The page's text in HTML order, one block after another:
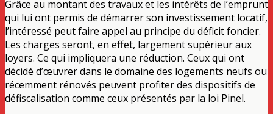
Grâce au montant des travaux et les intérêts de l’emprunt
qui lui ont permis de démarrer son investissement locatif,
l’intéressé peut faire appel au principe du déficit foncier.
Les charges seront, en effet, largement supérieur aux
loyers. Ce qui impliquera une réduction. Ceux qui ont
décidé d’œuvrer dans le domaine des logements neufs ou
récemment rénovés peuvent profiter des dispositifs de
défiscalisation comme ceux présentés par la loi Pinel.